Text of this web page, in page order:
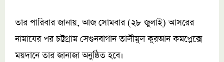
তার পারিবার জানায়, আজ সোমবার (২৮ জুলাই) আসরের
নামাযের পর চট্টগ্রাম সেগুনবাগান তালীমুল কুরআন কমপ্লেক্সে
ময়দানে তার জানাজা অনুষ্ঠিত হবে।